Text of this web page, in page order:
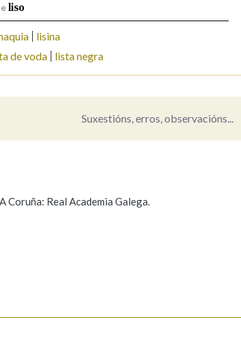
liso
lisina
de voda lista negra
Suxestións, erros, observacións...
a definición
Coruña: Real Academia Galega.